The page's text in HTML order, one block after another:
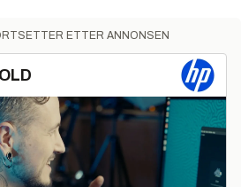
ETTER ANNONSEN